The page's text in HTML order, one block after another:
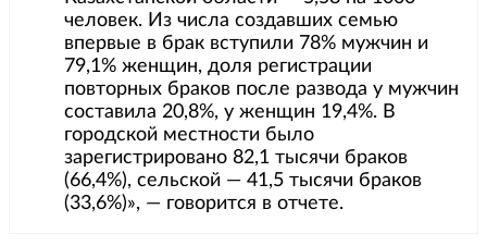
человек. Из числа создавших семью
впервые в брак вступили 78% мужчин и
79,1% женщин, доля регистрации
повторных браков после развода у мужчин
составила 20,8%, у женщин 19,4%. В
городской местности было
зарегистрировано 82,1 тысячи браков
(66,4%), сельской — 41,5 тысячи браков
(33,6%)», — говорится в отчете.